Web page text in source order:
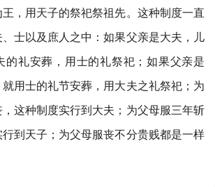
，用天子的祭祀祭祖先。这种制度一直
士以及庶人之中：如果父亲是大夫，儿
的礼安葬，用士的礼祭祀；如果父亲是
用士的礼节安葬，用大夫之礼祭祀；为
这种制度实行到大夫；为父母服三年斩
到天子；为父母服丧不分贵贱都是一样